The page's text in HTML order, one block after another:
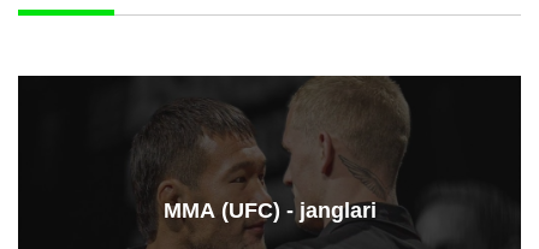
ММА (UFC) - janglari